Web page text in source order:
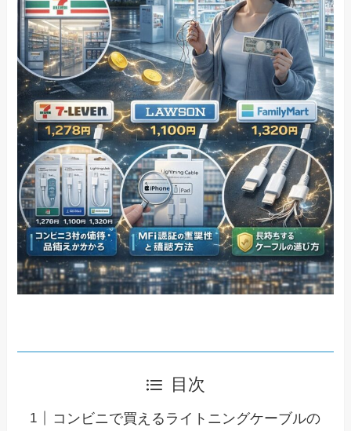
目次
コンビニで買えるライトニングケーブルの